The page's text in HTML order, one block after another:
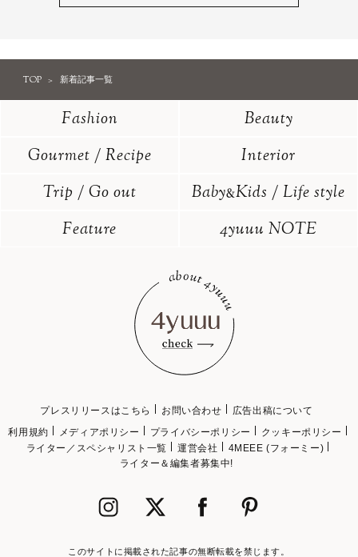
TOP 新着記事一覧
Fashion
Beauty
Gourmet / Recipe
Interior
Trip / Go out
Baby&Kids / Life style
Feature
4yuuu NOTE
プレスリリースはこちら お問い合わせ
広告出稿について
利用規約
メディアポリシー プライバシーポリシー
クッキーポリシー
ライター／スペシャリスト一覧
運営会社
4MEEE (フォーミー)
ライター＆編集者募集中!
このサイトに掲載された記事の無断転載を禁じます。